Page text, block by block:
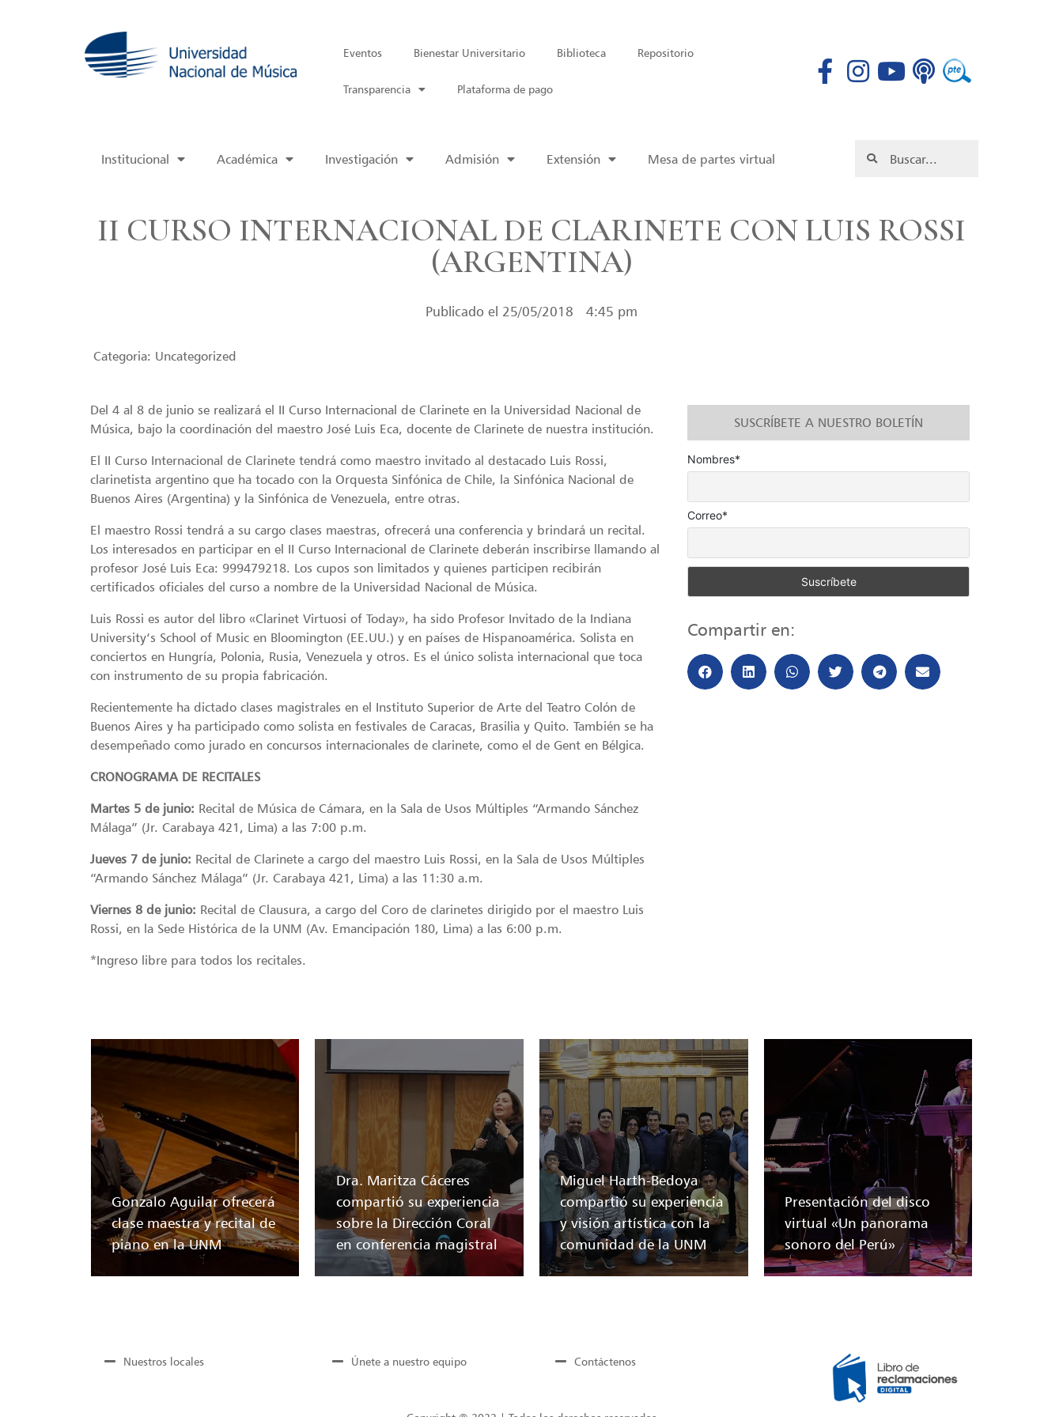
Eventos Bienestar Universitario Biblioteca Repositorio
Transparencia Plataforma de pago
Institucional Académica Investigación Admisión Extensión Mesa de partes virtual
II CURSO INTERNACIONAL DE CLARINETE CON LUIS ROSSI
(ARGENTINA)
Publicado el 25/05/2018 4:45 pm
Categoria: Uncategorized
Del 4 al 8 de junio se realizará el II Curso Internacional de Clarinete en la Universidad Nacional de
Música, bajo la coordinación del maestro José Luis Eca, docente de Clarinete de nuestra institución.
El II Curso Internacional de Clarinete tendrá como maestro invitado al destacado Luis Rossi,
clarinetista argentino que ha tocado con la Orquesta Sinfónica de Chile, la Sinfónica Nacional de
Buenos Aires (Argentina) y la Sinfónica de Venezuela, entre otras.
El maestro Rossi tendrá a su cargo clases maestras, ofrecerá una conferencia y brindará un recital.
Los interesados en participar en el II Curso Internacional de Clarinete deberán inscribirse llamando al
profesor José Luis Eca: 999479218. Los cupos son limitados y quienes participen recibirán
certificados oficiales del curso a nombre de la Universidad Nacional de Música.
Luis Rossi es autor del libro «Clarinet Virtuosi of Today», ha sido Profesor Invitado de la Indiana
University‘s School of Music en Bloomington (EE.UU.) y en países de Hispanoamérica. Solista en
conciertos en Hungría, Polonia, Rusia, Venezuela y otros. Es el único solista internacional que toca
con instrumento de su propia fabricación.
Recientemente ha dictado clases magistrales en el Instituto Superior de Arte del Teatro Colón de
Buenos Aires y ha participado como solista en festivales de Caracas, Brasilia y Quito. También se ha
desempeñado como jurado en concursos internacionales de clarinete, como el de Gent en Bélgica.
CRONOGRAMA DE RECITALES
Martes 5 de junio: Recital de Música de Cámara, en la Sala de Usos Múltiples “Armando Sánchez
Málaga” (Jr. Carabaya 421, Lima) a las 7:00 p.m.
Jueves 7 de junio: Recital de Clarinete a cargo del maestro Luis Rossi, en la Sala de Usos Múltiples
“Armando Sánchez Málaga” (Jr. Carabaya 421, Lima) a las 11:30 a.m.
Viernes 8 de junio: Recital de Clausura, a cargo del Coro de clarinetes dirigido por el maestro Luis
Rossi, en la Sede Histórica de la UNM (Av. Emancipación 180, Lima) a las 6:00 p.m.
*Ingreso libre para todos los recitales.
SUSCRÍBETE A NUESTRO BOLETÍN
Nombres*
Correo*
Compartir en:
Gonzalo Aguilar ofrecerá
clase maestra y recital de
piano en la UNM
Dra. Maritza Cáceres
compartió su experiencia
sobre la Dirección Coral
en conferencia magistral
Miguel Harth-Bedoya
compartió su experiencia
y visión artística con la
comunidad de la UNM
Presentación del disco
virtual «Un panorama
sonoro del Perú»
Nuestros locales Únete a nuestro equipo Contáctenos